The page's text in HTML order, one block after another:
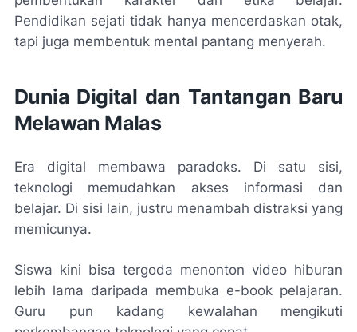
Pendidikan sejati tidak hanya mencerdaskan otak,
tapi juga membentuk mental pantang menyerah.
Dunia Digital dan Tantangan Baru
Melawan Malas
Era digital membawa paradoks. Di satu sisi,
teknologi memudahkan akses informasi dan
belajar. Di sisi lain, justru menambah distraksi yang
memicunya.
Siswa kini bisa tergoda menonton video hiburan
lebih lama daripada membuka e-book pelajaran.
Guru pun kadang kewalahan mengikuti